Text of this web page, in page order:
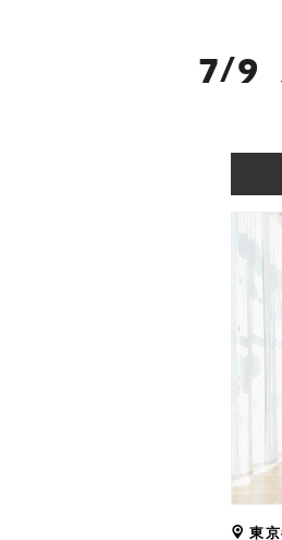
7/9
東